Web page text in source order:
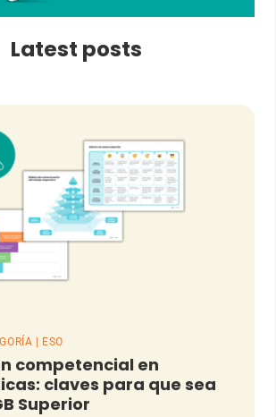
Latest posts
| ESO
competencial en
claves para que sea
Superior